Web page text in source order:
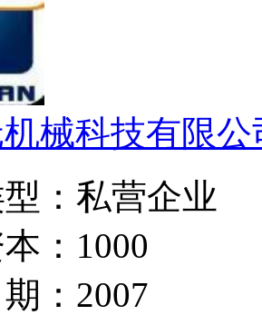
械科技有限公
： 私营企业
： 1000
： 2007